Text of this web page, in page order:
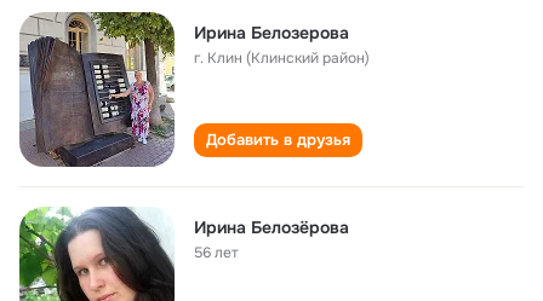
Ирина Белозерова
г. Клин (Клинский район)
Добавить в друзья
Ирина Белозёрова
56 лет